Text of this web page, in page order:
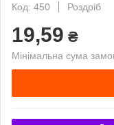
Код: 450
Роздріб
19,59 ₴
Мінімальна сума